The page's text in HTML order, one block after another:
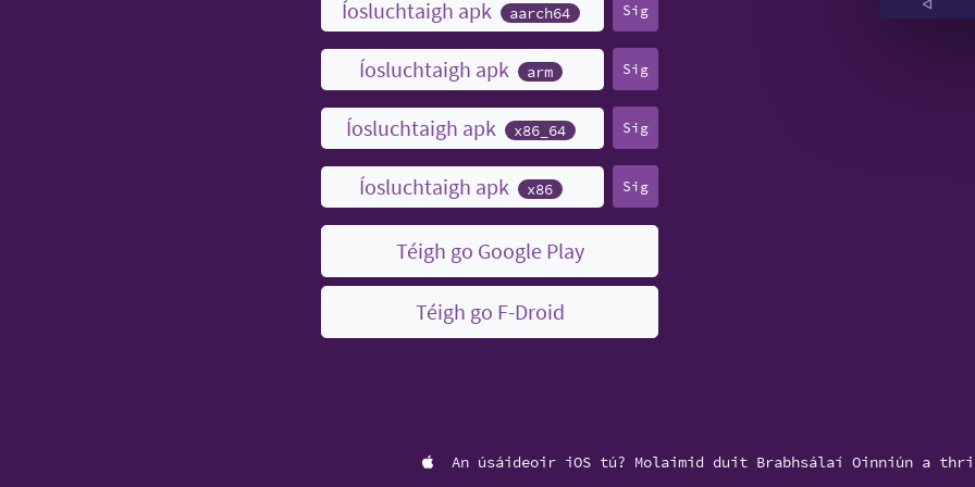
Íosluchtaigh apk aarch64 Sig
Íosluchtaigh apk arm Sig
Íosluchtaigh apk x86_64 Sig
Íosluchtaigh apk x86 Sig
Téigh go Google Play
Téigh go F-Droid
An úsáideoir iOS tú? Molaimid duit Brabhsálaí Oinniún a